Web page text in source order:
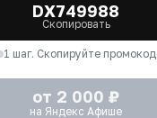
DX749988
Скопировать
1 шаг. Скопируйте промокод
от 2 000 ₽
на Яндекс Афише